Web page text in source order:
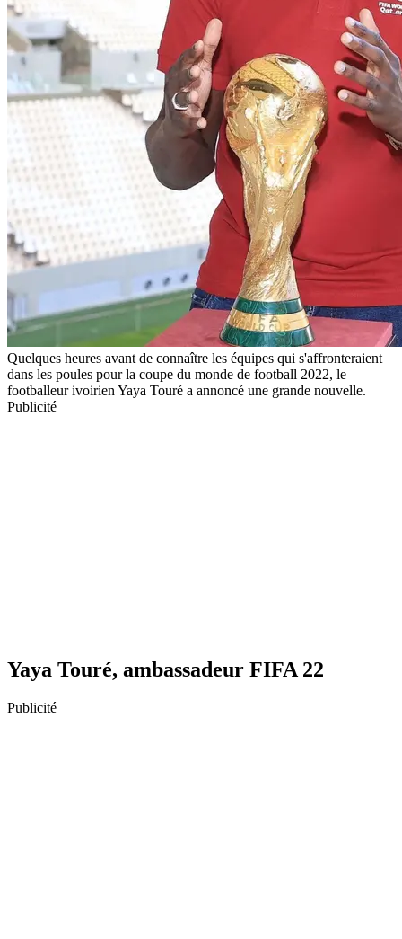
Quelques heures avant de connaître les équipes qui s'affronteraient
dans les poules pour la coupe du monde de football 2022, le
footballeur ivoirien Yaya Touré a annoncé une grande nouvelle.
Publicité
Yaya Touré, ambassadeur FIFA 22
Publicité